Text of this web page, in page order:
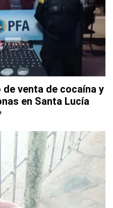
venta de cocaína y
en Santa Lucía